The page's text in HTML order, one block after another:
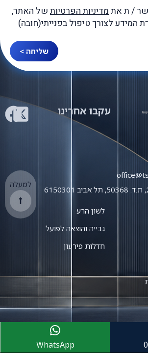
/ ת אתמדיניות הפרטיותשל האתר,
המידע לצורך טיפול בפנייתי(חובה)
שליחה >
עקבו אחרינו
לשון הרע
גבייה והוצאה לפועל
חדלות פירעון
למעלה
WhatsApp